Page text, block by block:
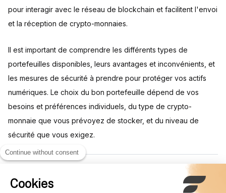
Continue without consent
Cookies
pour interagir avec le réseau de blockchain et facilitent l'envoi
et la réception de crypto-monnaies.
Il est important de comprendre les différents types de
portefeuilles disponibles, leurs avantages et inconvénients, et
les mesures de sécurité à prendre pour protéger vos actifs
numériques. Le choix du bon portefeuille dépend de vos
besoins et préférences individuels, du type de crypto-
monnaie que vous prévoyez de stocker, et du niveau de
sécurité que vous exigez.
Mounir Laggoune